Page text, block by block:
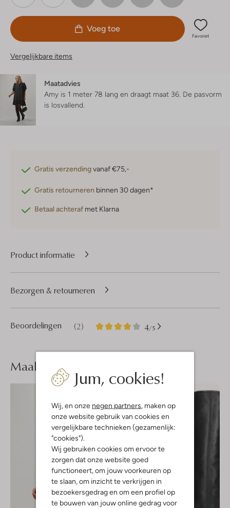
Jum, cookies!
Wij, en onze negen partners , maken op
onze website gebruik van cookies en
vergelijkbare technieken (gezamenlijk:
"cookies").
Wij gebruiken cookies om ervoor te
zorgen dat onze website goed
functioneert, om jouw voorkeuren op
te slaan, om inzicht te verkrijgen in
bezoekersgedrag en om een profiel op
te bouwen van jouw online gedrag voor
Voeg toe
Favoriet
Vergelijkbare items
Maatadvies
Amy is 1 meter 78 lang en draagt maat 36. De pasvorm
is losvallend
Gratis verzendingvanaf €75,-
Gratis retourneren binnen 30 dagen*
Betaal achteraf met Klarna
Product informatie
Beoordelingen (2) 4/5
2
4
Bezorgen & retourneren
Maak je look compleet